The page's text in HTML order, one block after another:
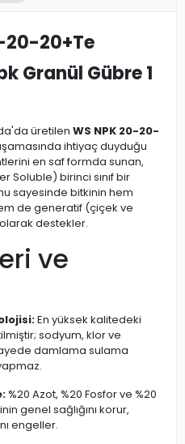
20-20+Te
Granül Gübre 1
üretilen WS NPK 20-20-
ihtiyaç duyduğu
en saf formda sunan,
Soluble) birinci sınıf bir
sayesinde bitkinin hem
de generatif (çiçek ve
destekler.
ve
En yüksek kalitedeki
sodyum, klor ve
damlama sulama
%20 Azot, %20 Fosfor ve %20
genel sağlığını korur,
engeller.